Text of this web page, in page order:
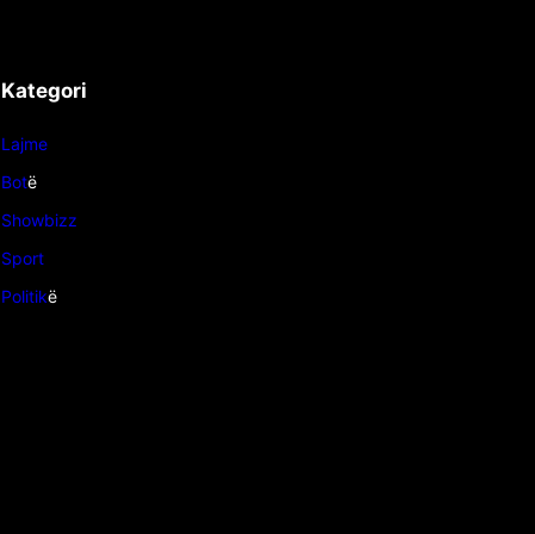
Kategori
Lajme
Botë
Showbizz
Sport
Politikë